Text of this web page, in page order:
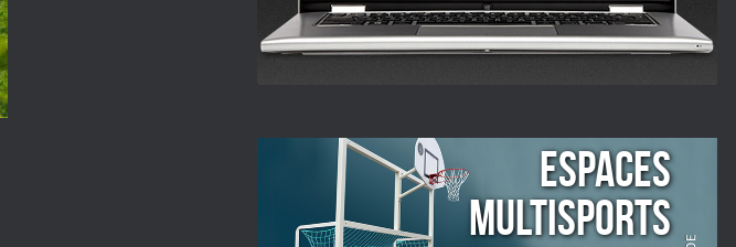
ESPACES
Multisports